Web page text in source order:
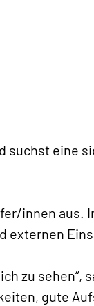
suchst eine
innen aus.
externen
zu sehen“,
gute